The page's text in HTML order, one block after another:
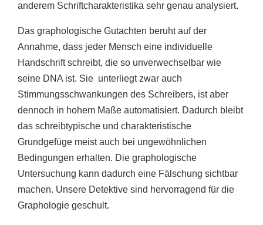
anderem Schriftcharakteristika sehr genau analysiert.
Das graphologische Gutachten beruht auf der
Annahme, dass jeder Mensch eine individuelle
Handschrift schreibt, die so unverwechselbar wie
seine DNA ist. Sie unterliegt zwar auch
Stimmungsschwankungen des Schreibers, ist aber
dennoch in hohem Maße automatisiert. Dadurch bleibt
das schreibtypische und charakteristische
Grundgefüge meist auch bei ungewöhnlichen
Bedingungen erhalten. Die graphologische
Untersuchung kann dadurch eine Fälschung sichtbar
machen. Unsere Detektive sind hervorragend für die
Graphologie geschult.